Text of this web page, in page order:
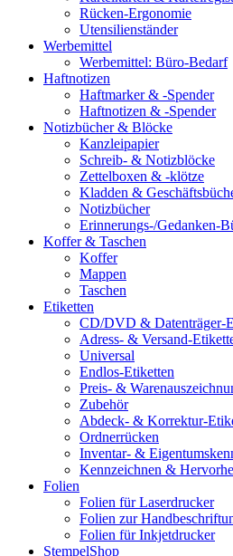
Rücken-Ergonomie
Utensilienständer
Werbemittel
Werbemittel: Büro-Bedarf
Haftnotizen
Haftmarker & -Spender
Haftnotizen & -Spender
Notizbücher & Blöcke
Kanzleipapier
Schreib- & Notizblöcke
Zettelboxen & -klötze
Kladden &
Notizbücher
Erinnerungs-/Gedanken-
Koffer & Taschen
Koffer
Mappen
Taschen
Etiketten
CD/DVD & Datenträger-
Adress- & Versand-
Universal
Endlos-Etiketten
Preis- &
Zubehör
Abdeck- & Korrektur-
Ordnerrücken
Inventar- &
Kennzeichnen &
Folien
Folien für Laserdrucker
Folien zur
Folien für Inkjetdrucker
StempelShop